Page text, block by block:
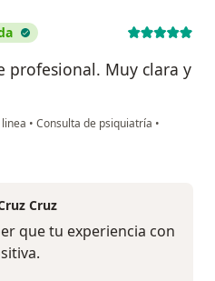
profesional. Muy clara y
• Consulta de psiquiatría •
Cruz
que tu experiencia con